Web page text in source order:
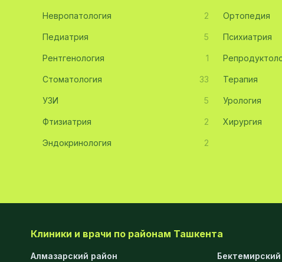
Эмбриология
Акушерство
Ортопедия
Массаж
Стационар 11
Невропатология 2 Ортопедия
Педиатрия 5 Психиатрия
Рентгенология 1
Стоматология 33 Терапия
УЗИ 5 Урология
Фтизиатрия 2 Хирургия
Эндокринология 2
Клиники и врачи по районам Ташкента
Алмазарский район